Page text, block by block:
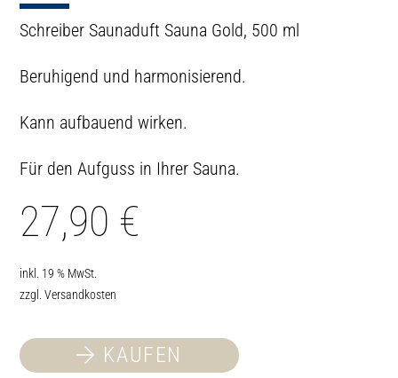
Schreiber Saunaduft Sauna Gold, 500 ml
Beruhigend und harmonisierend.
Kann aufbauend wirken.
Für den Aufguss in Ihrer Sauna.
27,90 €
inkl. 19 % MwSt.
zzgl.Versandkosten
KAUFEN